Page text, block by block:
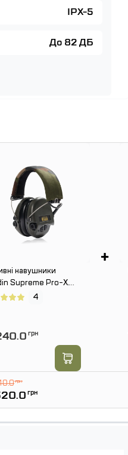
IPX-5
До 82 ДБ
навушники
Supreme Pro-X.
4
грн
+
грн
грн